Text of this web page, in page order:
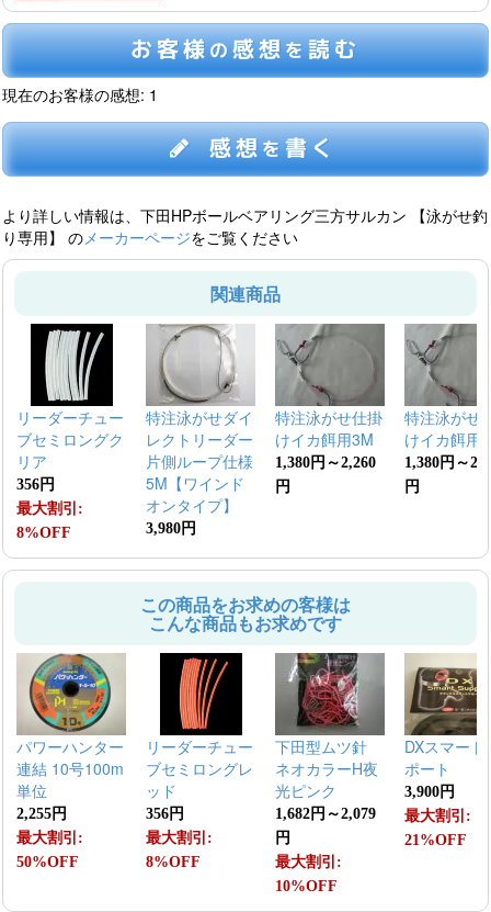
お客様の感想を読む
現在のお客様の感想: 1
感想を書く
より詳しい情報は、下田HPボールベアリング三方サルカン 【泳がせ釣
り専用】 の メーカーページをご覧ください
関連商品
リーダーチュー
ブセミロングク
リア
356円
最大割引:
8%OFF
特注泳がせダイ
レクトリーダー
片側ループ仕様
5M【ワインド
オンタイプ】
3,980円
特注泳がせ仕掛
けイカ餌用3M
1,380円～2,260
円
特注泳がせ
けイカ餌用
1,380円～
円
この商品をお求めの客様は
こんな商品もお求めです
パワーハンター
連結 10号100m
単位
2,255円
最大割引:
50%OFF
リーダーチュー
ブセミロングレ
ッド
356円
最大割引:
8%OFF
下田型ムツ針
ネオカラーH夜
光ピンク
1,682円～2,079
円
最大割引:
10%OFF
DXスマート
ポート
3,900円
最大割引:
21%OFF